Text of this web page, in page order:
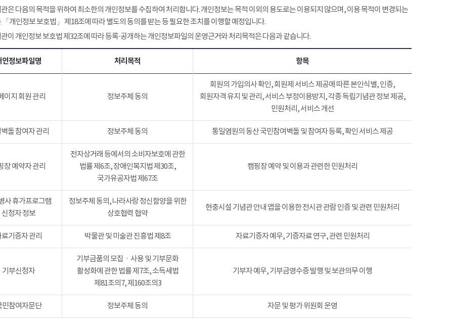
은 다음의 목적을 위하여 최소한의 개인정보를 수집하여 처리합니다. 개인정보는 목적 이외의 용도로는 이용되지 않으며, 이용 목적이 변경되는
「개인정보 보호법」 제18조에 따라 별도의 동의를 받는 등 필요한 조치를 이행할 예정입니다.
이 개인정보 보호법 제32조에 따라 등록·공개하는 개인정보파일의 운영근거와 처리목적은 다음과 같습니다.
인정보파일명 처리목적 항목
이지 회원 관리 정보주체 동의
회원의 가입의사 확인, 회원제 서비스 제공에 따른 본인식별, 인증,
회원자격 유지 및 관리, 서비스 부정이용방지, 각종 독립기념관 정보 제공,
민원처리, 서비스 개선
돌 참여자 관리 정보주체 동의 통일염원의 동산 국민참여벽돌 및 참여자 등록, 확인 서비스 제공
장 예약자 관리
전자상거래 등에서의 소비자보호에 관한
법률 제6조, 장애인복지법 제30조,
국가유공자법 제67조
캠핑장 예약 및 이용과 관련한 민원처리
사 휴가프로그램
신청자 정보
정보주체 동의, 나라사랑 정신함양을 위한
상호협력 협약
현충시설 기념관 안내 앱을 이용한 전시관 관람 인증 및 관련 민원처리
기증자 관리 박물관 및 미술관 진흥법 제8조 자료기증자 예우, 기증자료 연구, 관련 민원처리
기부신청자
기부금품의 모집ㆍ사용 및 기부문화
활성화에 관한 법률 제7조, 소득세법
제81조의7, 제160조의3
기부자 예우, 기부금영수증 발행 및 보관의무 이행
민참여자문단 정보주체 동의 자문 및 평가 위원회 운영